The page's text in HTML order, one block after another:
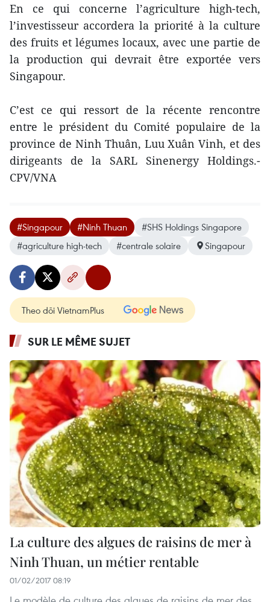
En ce qui concerne l’agriculture high-tech,
l’investisseur accordera la priorité à la culture
des fruits et légumes locaux, avec une partie de
la production qui devrait être exportée vers
Singapour.
C’est ce qui ressort de la récente rencontre
entre le président du Comité populaire de la
province de Ninh Thuân, Luu Xuân Vinh, et des
dirigeants de la SARL Sinenergy Holdings.-
CPV/VNA
#Singapour #Ninh Thuan
#SHS Holdings Singapore
#agriculture high-tech
#centrale solaire Singapour
Theo dõi VietnamPlus
SUR LE MÊME SUJET
La culture des algues de raisins de mer à
Ninh Thuan, un métier rentable
01/02/2017 08:19